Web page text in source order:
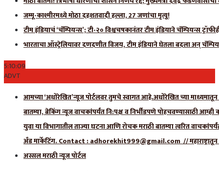
जम्मू-काश्मीरमध्ये मोठा दहशतवादी हल्ला, 27 जणांचा मृत्यू!
टीम इंडियाचं ‘चॅम्पियन्स’; टी-२० विश्वचषकानंतर टीम इंडियाने चॅम्पियन्स
भारताचा ऑस्ट्रेलियावर दणदणीत विजय, टीम इंडियाने घेतला बदला अन्
5:10:10
ADVT
आमच्या ‘अधोरेखित’न्यूज पोर्टलवर तुमचे स्वागत आहे.अधोरेखित च्या माध्यमातून
बातम्या, ब्रेकिंग न्यूज वाचकांपर्यंत नि:पक्ष व निर्भीडपणे पोहचवण्यासाठी
युवा या विभागातील ताज्या घटना आणि रोचक मराठी बातम्या त्वरित
अँड मार्केटिंग. Contact : adhorekhit999@gmail.com //
अस्सल मराठी न्यूज पोर्टल